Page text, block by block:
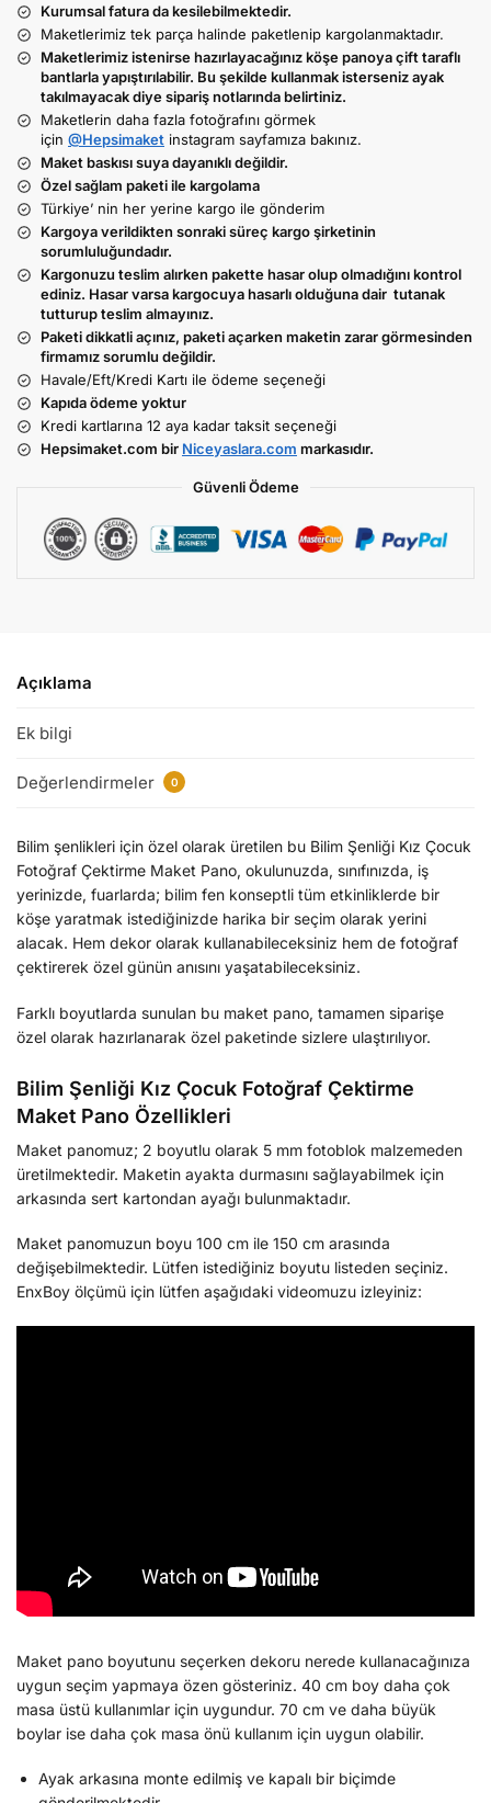
Kurumsal fatura da kesilebilmektedir.
Maketlerimiz tek parça halinde paketlenip kargolanmaktadır.
Maketlerimiz istenirse hazırlayacağınız köşe panoya çift taraflı
bantlarla yapıştırılabilir. Bu şekilde kullanmak isterseniz ayak
takılmayacak diye sipariş notlarında belirtiniz.
Maketlerin daha fazla fotoğrafını görmek
için @Hepsimaket instagram sayfamıza bakınız.
Maket baskısı suya dayanıklı değildir.
Özel sağlam paketi ile kargolama
Türkiye’ nin her yerine kargo ile gönderim
Kargoya verildikten sonraki süreç kargo şirketinin
sorumluluğundadır.
Kargonuzu teslim alırken pakette hasar olup olmadığını kontrol
ediniz. Hasar varsa kargocuya hasarlı olduğuna dair tutanak
tutturup teslim almayınız.
Paketi dikkatli açınız, paketi açarken maketin zarar görmesinden
firmamız sorumlu değildir.
Havale/Eft/Kredi Kartı ile ödeme seçeneği
Kapıda ödeme yoktur
Kredi kartlarına 12 aya kadar taksit seçeneği
Hepsimaket.com bir Niceyaslara.com markasıdır.
Güvenli Ödeme
Açıklama
Ek bilgi
Değerlendirmeler 0
Bilim şenlikleri için özel olarak üretilen bu Bilim Şenliği Kız Çocuk
Fotoğraf Çektirme Maket Pano, okulunuzda, sınıfınızda, iş
yerinizde, fuarlarda; bilim fen konseptli tüm etkinliklerde bir
köşe yaratmak istediğinizde harika bir seçim olarak yerini
alacak. Hem dekor olarak kullanabileceksiniz hem de fotoğraf
çektirerek özel günün anısını yaşatabileceksiniz.
Farklı boyutlarda sunulan bu maket pano, tamamen siparişe
özel olarak hazırlanarak özel paketinde sizlere ulaştırılıyor.
Bilim Şenliği Kız Çocuk Fotoğraf Çektirme
Maket Pano Özellikleri
Maket panomuz; 2 boyutlu olarak 5 mm fotoblok malzemeden
üretilmektedir. Maketin ayakta durmasını sağlayabilmek için
arkasında sert kartondan ayağı bulunmaktadır.
Maket panomuzun boyu 100 cm ile 150 cm arasında
değişebilmektedir. Lütfen istediğiniz boyutu listeden seçiniz.
EnxBoy ölçümü için lütfen aşağıdaki videomuzu izleyiniz:
Maket pano boyutunu seçerken dekoru nerede kullanacağınıza
uygun seçim yapmaya özen gösteriniz. 40 cm boy daha çok
masa üstü kullanımlar için uygundur. 70 cm ve daha büyük
boylar ise daha çok masa önü kullanım için uygun olabilir.
Ayak arkasına monte edilmiş ve kapalı bir biçimde